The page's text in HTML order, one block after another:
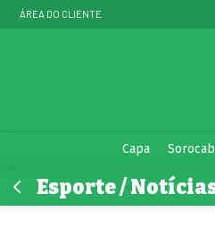
ÁREA DO CLIENTE
Capa
Esporte /